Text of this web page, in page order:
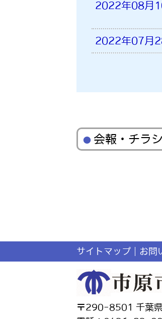
2022年08月
2022年07月
会報・チラ
サイトマップ お問
〒290-8501 千葉県